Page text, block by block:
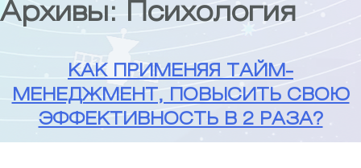
Архивы: Психология
КАК ПРИМЕНЯЯ ТАЙМ-
МЕНЕДЖМЕНТ, ПОВЫСИТЬ СВОЮ
ЭФФЕКТИВНОСТЬ В 2 РАЗА?